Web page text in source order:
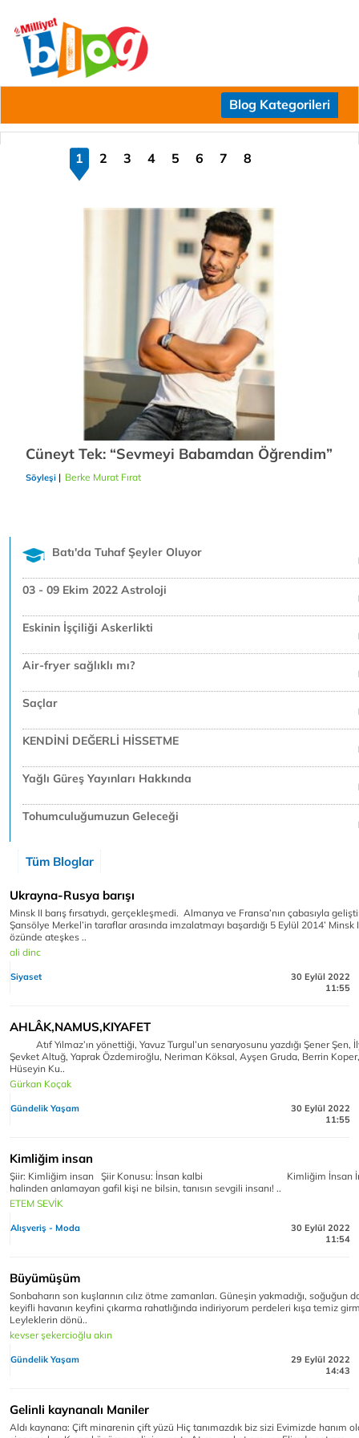
Blog Kategorileri
1 2 3 4 5 6 7 8
Cüneyt Tek: “Sevmeyi Babamdan Öğrendim”
Söyleşi | Berke Murat Fırat
Batı'da Tuhaf Şeyler Oluyor
03 - 09 Ekim 2022 Astroloji
Eskinin İşçiliği Askerlikti
Air-fryer sağlıklı mı?
Saçlar
KENDİNİ DEĞERLİ HİSSETME
Yağlı Güreş Yayınları Hakkında
Tohumculuğumuzun Geleceği
Tüm Bloglar
Ukrayna-Rusya barışı
Minsk II barış fırsatıydı, gerçekleşmedi. Almanya ve Fransa’nın çabasıyla
Şansölye Merkel’in taraflar arasında imzalatmayı başardığı 5 Eylül 2014’ Minsk
özünde ateşkes ..
ali dinc
Siyaset
30 Eylül 2022
11:55
AHLÂK,NAMUS,KIYAFET
Atıf Yılmaz’ın yönettiği, Yavuz Turgul’un senaryosunu yazdığı Şener Şen,
Şevket Altuğ, Yaprak Özdemiroğlu, Neriman Köksal, Ayşen Gruda, Berrin
Hüseyin Ku..
Gürkan Koçak
Gündelik Yaşam
30 Eylül 2022
11:55
Kimliğim insan
Şiir: Kimliğim insan Şiir Konusu: İnsan kalbi Kimliğim İnsan
halinden anlamayan gafil kişi ne bilsin, tanısın sevgili insanı! ..
ETEM SEVİK
Alışveriş - Moda
30 Eylül 2022
11:54
Büyümüşüm
Sonbaharın son kuşlarının cılız ötme zamanları. Güneşin yakmadığı, soğuğun
keyifli havanın keyfini çıkarma rahatlığında indiriyorum perdeleri kışa temiz
Leyleklerin dönü..
kevser şekercioğlu akın
Gündelik Yaşam
29 Eylül 2022
14:43
Gelinli kaynanalı Maniler
Aldı kaynana: Çift minarenin çift yüzü Hiç tanımazdık biz sizi Evimizde hanım